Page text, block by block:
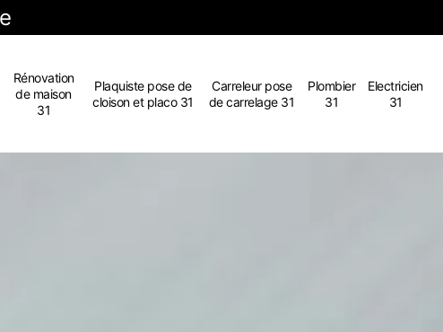
Rénovation
de maison
31
Plaquiste pose de
cloison et placo 31
Carreleur pose
de carrelage 31
Plombier
31
Electricien
31